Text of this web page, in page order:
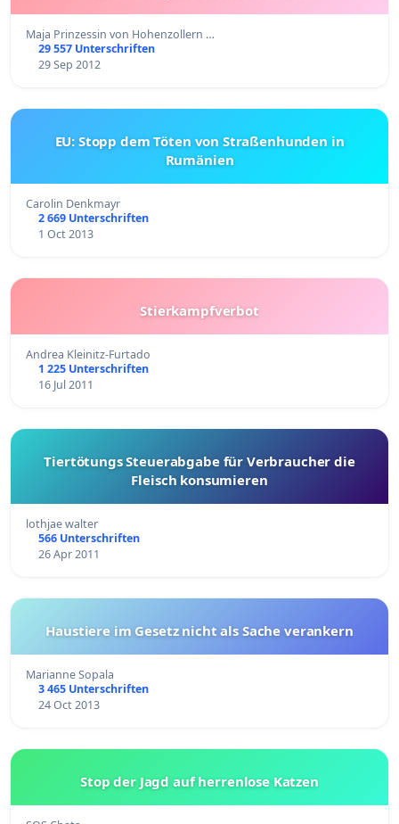
Maja Prinzessin von Hohenzollern …
29 557 Unterschriften
29 Sep 2012
EU: Stopp dem Töten von Straßenhunden in
Rumänien
Carolin Denkmayr
2 669 Unterschriften
1 Oct 2013
Stierkampfverbot
Andrea Kleinitz-Furtado
1 225 Unterschriften
16 Jul 2011
Tiertötungs Steuerabgabe für Verbraucher die
Fleisch konsumieren
lothjae walter
566 Unterschriften
26 Apr 2011
Haustiere im Gesetz nicht als Sache verankern
Marianne Sopala
3 465 Unterschriften
24 Oct 2013
Stop der Jagd auf herrenlose Katzen